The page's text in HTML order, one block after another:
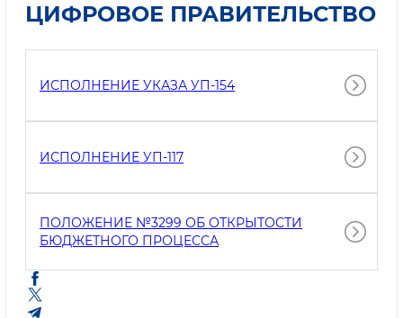
ЦИФРОВОЕ ПРАВИТЕЛЬСТВО
ИСПОЛНЕНИЕ УКАЗА УП-154
ИСПОЛНЕНИЕ УП-117
ПОЛОЖЕНИЕ №3299 ОБ ОТКРЫТОСТИ
БЮДЖЕТНОГО ПРОЦЕССА